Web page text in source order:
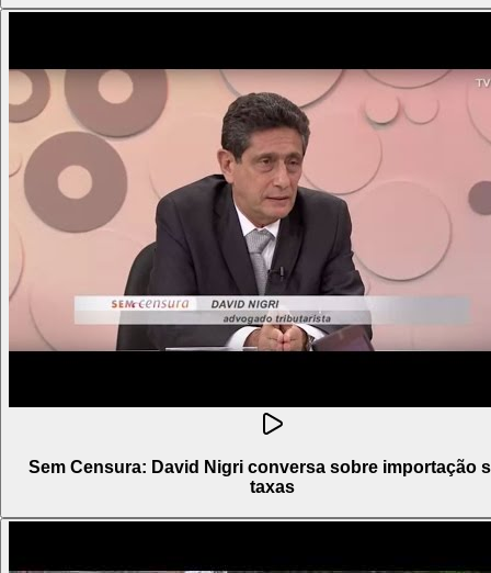
Sem Censura: David Nigri conversa sobre importação
taxas